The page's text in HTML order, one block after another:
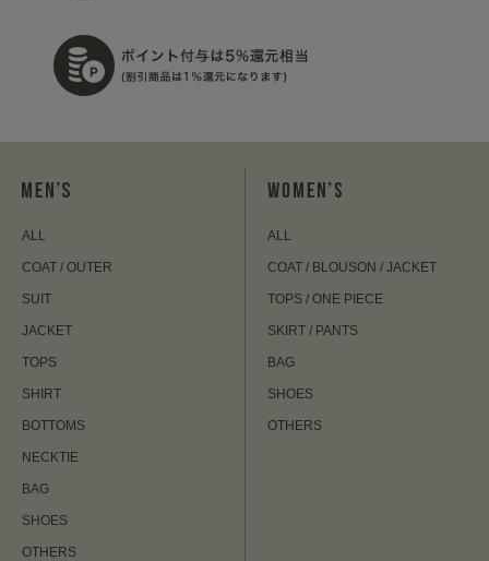
ALL
COAT / OUTER
SUIT
JACKET
TOPS
SHIRT
BOTTOMS
NECKTIE
BAG
SHOES
OTHERS
ALL
COAT / BLOUSON / JACKET
TOPS / ONE PIECE
SKIRT / PANTS
BAG
SHOES
OTHERS